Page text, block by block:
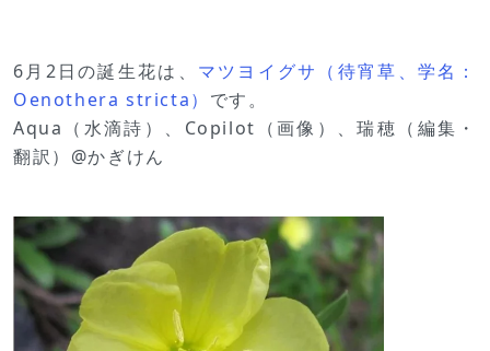
6月2日の誕生花は、 マツヨイグサ（待宵草、学名：
Oenothera stricta） です。
Aqua（水滴詩）、Copilot（画像）、瑞穂（編集・
翻訳）@かぎけん